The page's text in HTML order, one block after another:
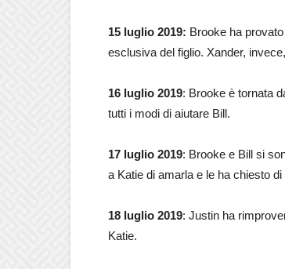
15 luglio 2019: Brooke ha
esclusiva del figlio. Xander,
16 luglio 2019: Brooke è tornata
tutti i modi di aiutare Bill.
17 luglio 2019: Brooke e Bill si
a Katie di amarla e le ha chiesto
18 luglio 2019: Justin ha
Katie.